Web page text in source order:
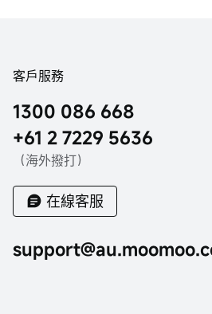
客戶服務
1300 086 668
+61 2 7229 5636
（海外撥打）
在線客服